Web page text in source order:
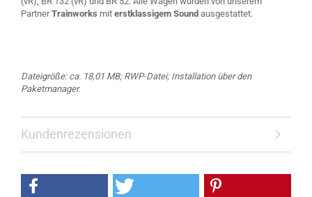
PartnerTrainworks mit erstklassigem Sound ausgestattet.
Dateigröße: ca. 18,01 MB; RWP-Datei; Installation über den
Paketmanager.
Kundenrezensionen